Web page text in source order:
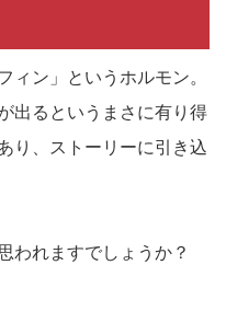
ィン」というホルモン。
出るというまさに有り得
り、ストーリーに引き込
われますでしょうか？